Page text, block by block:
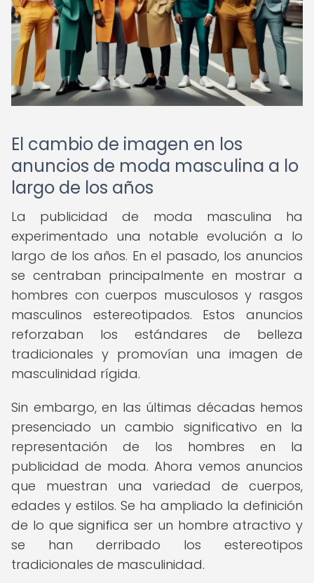
El cambio de imagen en los
anuncios de moda masculina a lo
largo de los años
La publicidad de moda masculina ha
experimentado una notable evolución a lo
largo de los años. En el pasado, los anuncios
se centraban principalmente en mostrar a
hombres con cuerpos musculosos y rasgos
masculinos estereotipados. Estos anuncios
reforzaban los estándares de belleza
tradicionales y promovían una imagen de
masculinidad rígida.
Sin embargo, en las últimas décadas hemos
presenciado un cambio significativo en la
representación de los hombres en la
publicidad de moda. Ahora vemos anuncios
que muestran una variedad de cuerpos,
edades y estilos. Se ha ampliado la definición
de lo que significa ser un hombre atractivo y
se han derribado los estereotipos
tradicionales de masculinidad.